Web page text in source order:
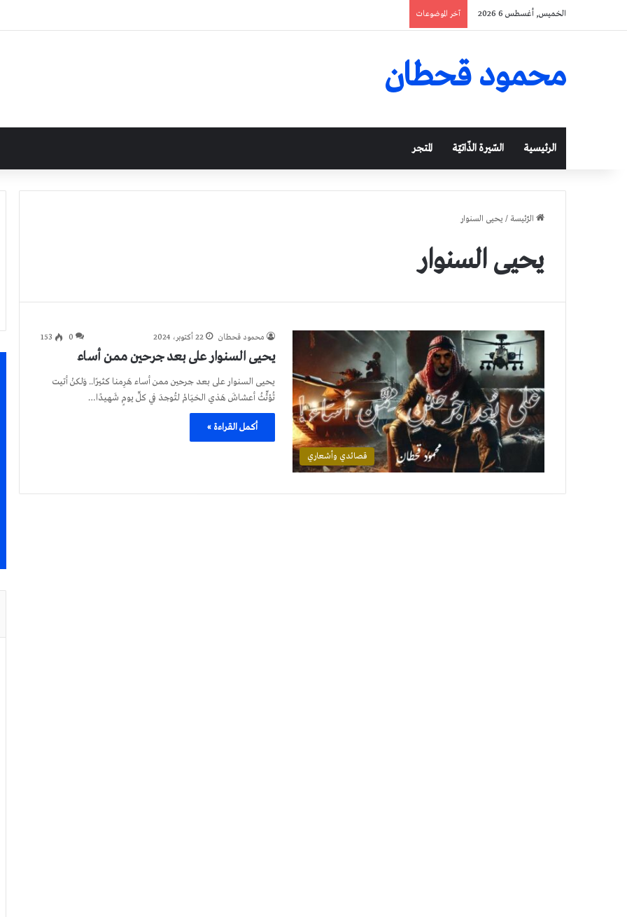
الخميس, أغسطس 6 2026 آخر الموضوعات
محمود قحطان
الرئيسية السّيرة الذّاتيّة المتجر
الرّئيسة / يحيى السنوار
يحيى السنوار
قصائدي وأشعاري
محمود قحطان 22 أكتوبر، 2024 0
153
يحيى السنوار على بعد جرحين ممن أساء
يحيى السنوار على بعد جرحين ممن أساء هَرِمنا كثيرًا.. وَلكنْ أتيت
تُؤثِّثُ أعشاشَ هَذي الخيَامْ لتُوجدَ في كلِّ يومٍ شَهيدًا…
أكمل القراءة »